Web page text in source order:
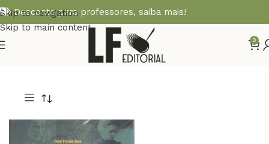
Skip to navigation
Skip to main content
Desconto para professores, saiba mais!
0